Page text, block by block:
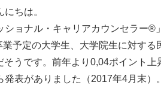
ちは。
ショナル・キャリアカウンセラー®
業予定の大学生、大学院生に対す
そうです。前年より0,04ポイント
発表がありました（2017年4月末）。